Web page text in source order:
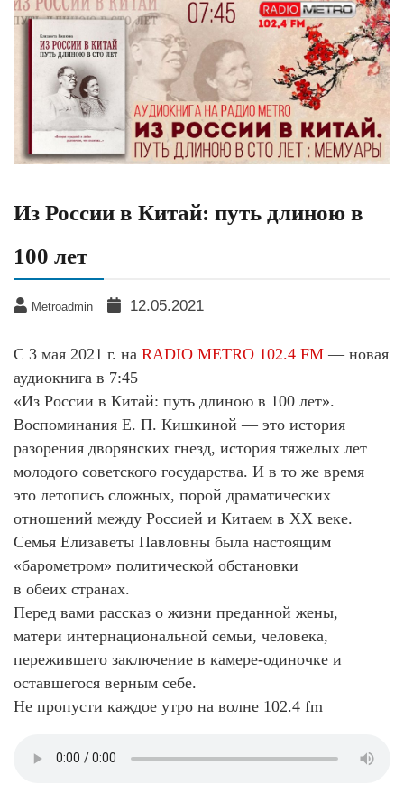
Из России в Китай: путь длиною в
100 лет
Metroadmin 12.05.2021
С 3 мая 2021 г. на RADIO METRO 102.4 FM — новая
аудиокнига в 7:45
«Из России в Китай: путь длиною в 100 лет».
Воспоминания Е. П. Кишкиной — это история
разорения дворянских гнезд, история тяжелых лет
молодого советского государства. И в то же время
это летопись сложных, порой драматических
отношений между Россией и Китаем в XX веке.
Семья Елизаветы Павловны была настоящим
«барометром» политической обстановки
в обеих странах.
Перед вами рассказ о жизни преданной жены,
матери интернациональной семьи, человека,
пережившего заключение в камере-одиночке и
оставшегося верным себе.
Не пропусти каждое утро на волне 102.4 fm